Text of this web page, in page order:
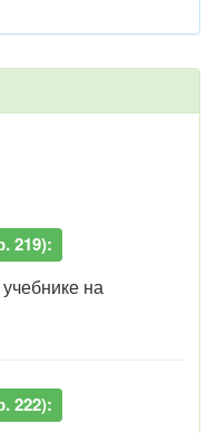
219):
на
222):